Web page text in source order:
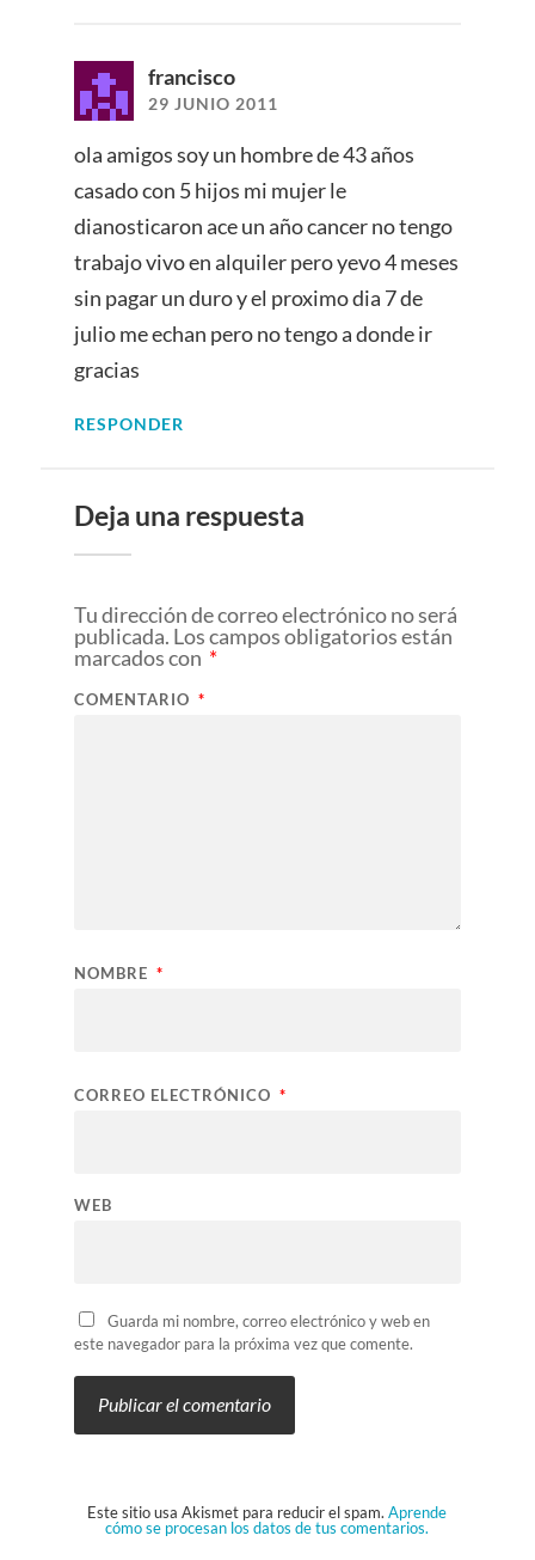
francisco
29 JUNIO 2011
ola amigos soy un hombre de 43 años
casado con 5 hijos mi mujer le
dianosticaron ace un año cancer no tengo
trabajo vivo en alquiler pero yevo 4 meses
sin pagar un duro y el proximo dia 7 de
julio me echan pero no tengo a donde ir
gracias
RESPONDER
Deja una respuesta
Tu dirección de correo electrónico no será
publicada. Los campos obligatorios están
marcados con *
COMENTARIO *
NOMBRE *
CORREO ELECTRÓNICO *
WEB
Guarda mi nombre, correo electrónico y web en
este navegador para la próxima vez que comente.
Este sitio usa Akismet para reducir el spam.Aprende
cómo se procesan los datos de tus comentarios.